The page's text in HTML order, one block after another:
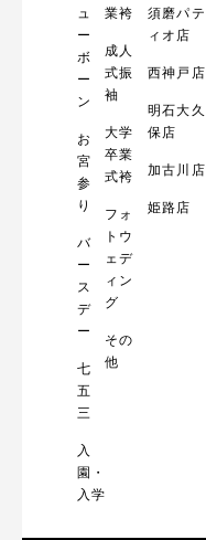
ュ
ー
ボ
ー
ン
お
宮
参
り
バ
ー
ス
デ
ー
七
五
三
入
園・
入学
業袴
成人
式振
袖
大学
卒業
式袴
フォ
トウ
ェデ
ィン
グ
その
他
須磨パテ
ィオ店
西神戸店
明石大久
保店
加古川店
姫路店